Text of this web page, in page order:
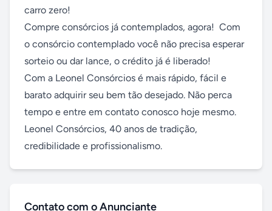
carro zero!
Compre consórcios já contemplados, agora!  Com
o consórcio contemplado você não precisa esperar
sorteio ou dar lance, o crédito já é liberado!
Com a Leonel Consórcios é mais rápido, fácil e
barato adquirir seu bem tão desejado. Não perca
tempo e entre em contato conosco hoje mesmo.
Leonel Consórcios, 40 anos de tradição,
credibilidade e profissionalismo.
Contato com o Anunciante